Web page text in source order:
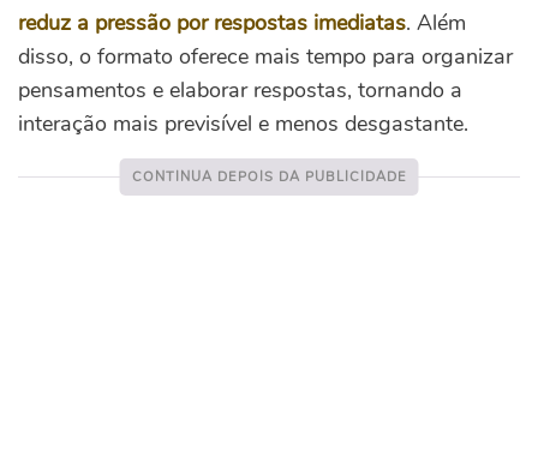
reduz a pressão por respostas imediatas. Além
disso, o formato oferece mais tempo para organizar
pensamentos e elaborar respostas, tornando a
interação mais previsível e menos desgastante.